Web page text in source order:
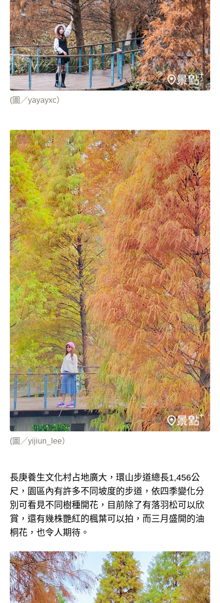
(圖／yayayxc）
(圖／yijiun_lee）
長庚養生文化村占地廣大，環山步道總長1,456公
尺，園區內有許多不同坡度的步道，依四季變化分
別可看見不同樹種開花，目前除了有落羽松可以欣
賞，還有幾株艷紅的楓葉可以拍，而三月盛開的油
桐花，也令人期待。